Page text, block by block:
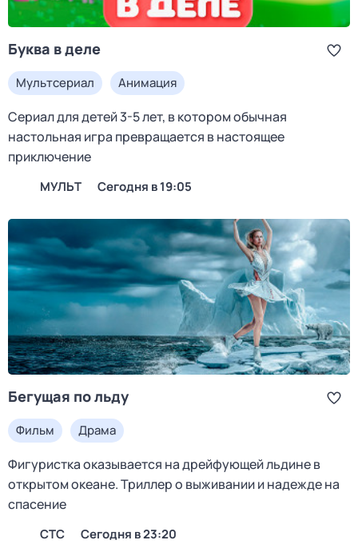
Буква в деле
Мультсериал Анимация
Сериал для детей 3-5 лет, в котором обычная
настольная игра превращается в настоящее
приключение
МУЛЬТ Сегодня в 19:05
Бегущая по льду
Фильм Драма
Фигуристка оказывается на дрейфующей льдине в
открытом океане. Триллер о выживании и надежде на
спасение
СТС Сегодня в 23:20